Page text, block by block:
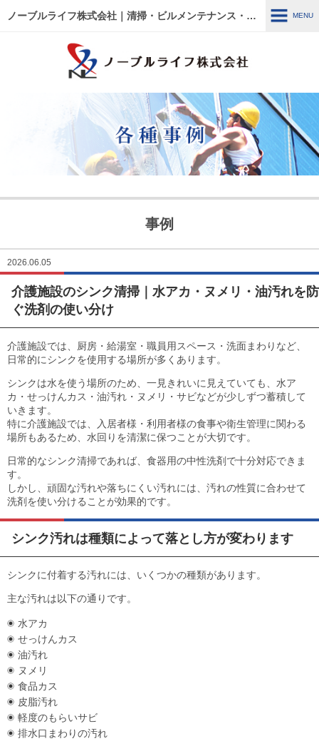
ノーブルライフ株式会社｜清掃・ビルメンテナンス・施設管理・改修工事｜大阪・兵庫・京都・滋賀・東京 MENU
各種事例
ノーブルライフの強み・特徴
ウルトラフロアケア
エアコン関連 ～修繕・入
リフォーム・修繕工事 清掃管理
喜びの声
会社概要
アクセスマップ
スタッフ紹介
新着情報
事例
2026.06.05
介護施設のシンク清掃｜水アカ・ヌメリ・油汚れを防
ぐ洗剤の使い分け
介護施設では、厨房・給湯室・職員用スペース・洗面まわりなど、
日常的にシンクを使用する場所が多くあります。
シンクは水を使う場所のため、一見きれいに見えていても、水ア
カ・せっけんカス・油汚れ・ヌメリ・サビなどが少しずつ蓄積して
いきます。
特に介護施設では、入居者様・利用者様の食事や衛生管理に関わる
場所もあるため、水回りを清潔に保つことが大切です。
日常的なシンク清掃であれば、食器用の中性洗剤で十分対応できま
す。
しかし、頑固な汚れや落ちにくい汚れには、汚れの性質に合わせて
洗剤を使い分けることが効果的です。
シンク汚れは種類によって落とし方が変わります
シンクに付着する汚れには、いくつかの種類があります。
主な汚れは以下の通りです。
水アカ
せっけんカス
油汚れ
ヌメリ
食品カス
皮脂汚れ
軽度のもらいサビ
排水口まわりの汚れ